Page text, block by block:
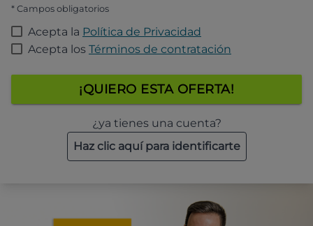
* Campos obligatorios
Acepta la Política de Privacidad
Acepta los Términos de contratación
¡QUIERO ESTA OFERTA!
¿ya tienes una cuenta?
Haz clic aquí para identificarte